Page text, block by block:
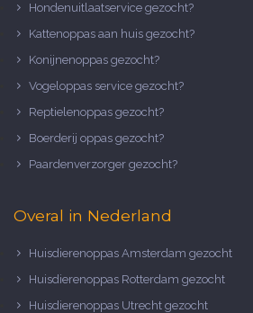
Hondenuitlaatservice gezocht?
Kattenoppas aan huis gezocht?
Konijnenoppas gezocht?
Vogeloppas service gezocht?
Reptielenoppas gezocht?
Boerderij oppas gezocht?
Paardenverzorger gezocht?
Overal in Nederland
Huisdierenoppas Amsterdam gezocht
Huisdierenoppas Rotterdam gezocht
Huisdierenoppas Utrecht gezocht